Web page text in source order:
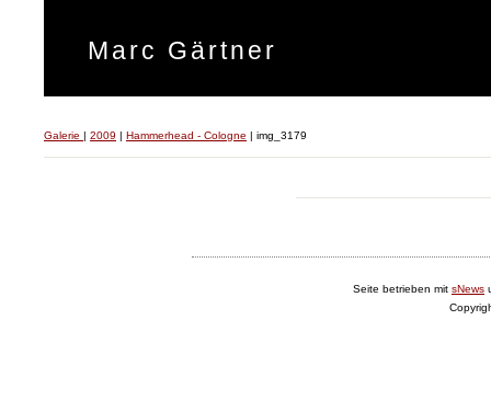
Marc Gärtner
Galerie | 2009 | Hammerhead - Cologne | img_3179
Seite betrieben mit sNews